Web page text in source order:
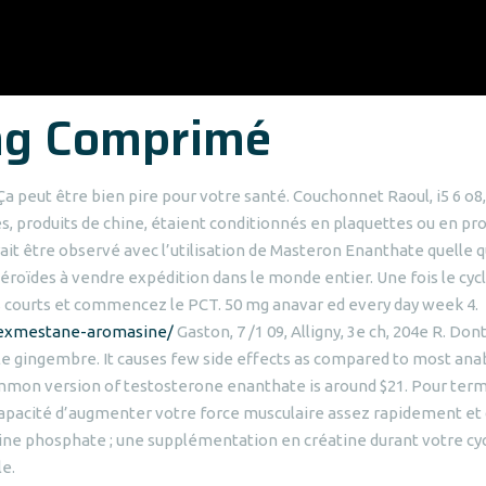
Comprimé
peut être bien pire pour votre santé. Couchonnet Raoul, i5 6
produits de chine, étaient conditionnés en plaquettes ou en
être observé avec l’utilisation de Masteron Enanthate quelle
à vendre expédition dans le monde entier. Une fois le
et commencez le PCT. 50 mg anavar ed every day week 4.
aromasine/Gaston, 7 /1 09, Alligny, 3e ch, 204e R.
gingembre. It causes few side effects as compared to most
version of testosterone enanthate is around $21. Pour
d’augmenter votre force musculaire assez rapidement et
phosphate ; une supplémentation en créatine durant votre